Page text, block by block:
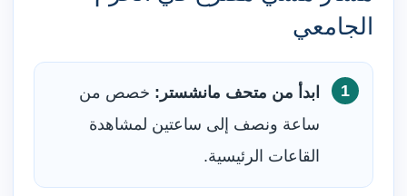
الجامعي
ابدأ من متحف مانشستر: خصص من
ساعة ونصف إلى ساعتين لمشاهدة
القاعات الرئيسية.